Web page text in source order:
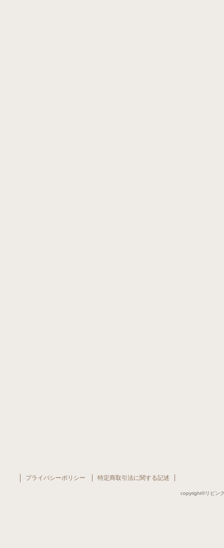
copyright©リビン
プライバシーポリシー 特定商取引法に関する記述